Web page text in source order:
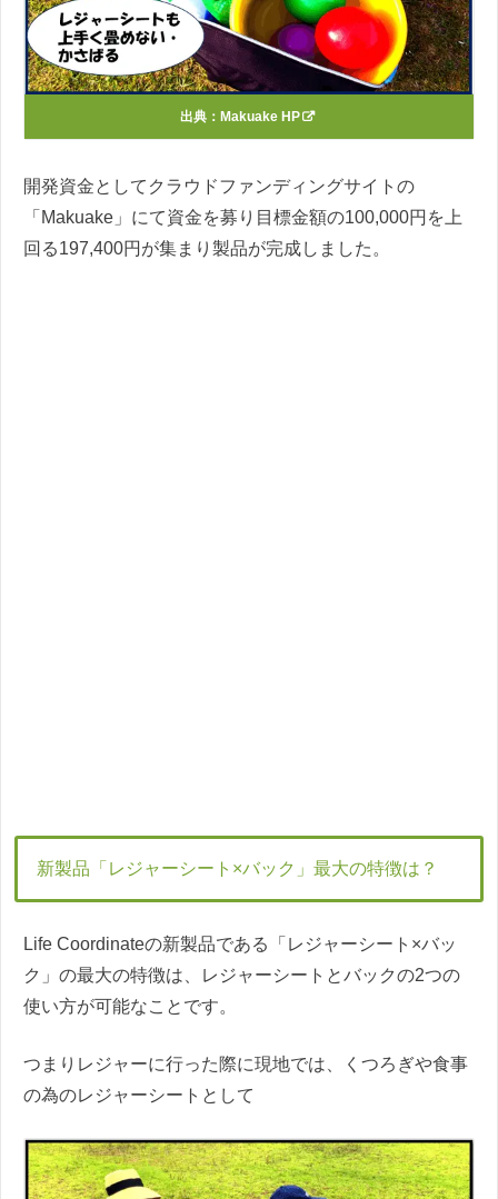
出典： Makuake HP
開発資金としてクラウドファンディングサイトの
「Makuake」にて資金を募り目標金額の100,000円を上
回る197,400円が集まり製品が完成しました。
新製品「レジャーシート×バック」最大の特徴は？
Life Coordinateの新製品である「レジャーシート×バッ
ク」の最大の特徴は、レジャーシートとバックの2つの
使い方が可能なことです。
つまりレジャーに行った際に現地では、くつろぎや食事
の為のレジャーシートとして